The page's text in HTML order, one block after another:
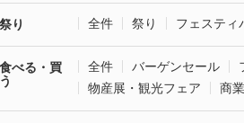
祭り 全件 祭り フェスティ
食べる・買
う
全件 バーゲンセール
物産展・観光フェア
商